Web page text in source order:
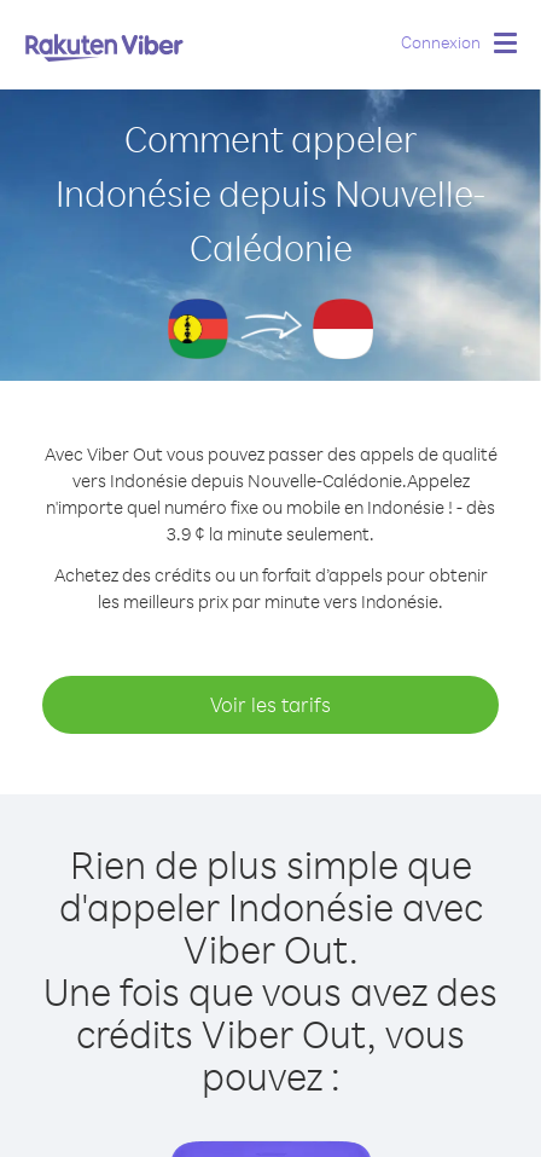
Connexion
Comment appeler
Indonésie depuis Nouvelle-
Calédonie
Avec Viber Out vous pouvez passer des appels de qualité
vers Indonésie depuis Nouvelle-Calédonie.Appelez
n'importe quel numéro fixe ou mobile en Indonésie ! - dès
3.9 ¢ la minute seulement.
Achetez des crédits ou un forfait d’appels pour obtenir
les meilleurs prix par minute vers Indonésie.
Voir les tarifs
Rien de plus simple que
d'appeler Indonésie avec
Viber Out.
Une fois que vous avez des
crédits Viber Out, vous
pouvez :